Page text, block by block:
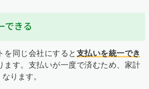
できる
を同じ会社にすると 支払いを統一でき
ます。支払いが一度で済むため、家計
ります。